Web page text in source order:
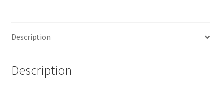
Description
Description